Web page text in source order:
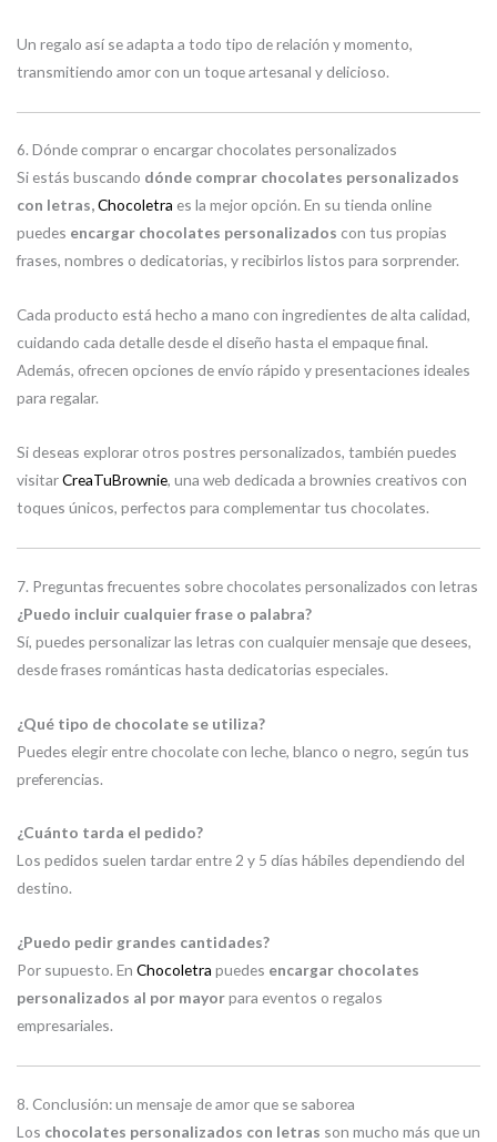
Un regalo así se adapta a todo tipo de relación y momento,
transmitiendo amor con un toque artesanal y delicioso.
6. Dónde comprar o encargar chocolates personalizados
Si estás buscando dónde comprar chocolates personalizados
con letras,Chocoletra es la mejor opción. En su tienda online
puedes encargar chocolates personalizados con tus propias
frases, nombres o dedicatorias, y recibirlos listos para sorprender.
Cada producto está hecho a mano con ingredientes de alta calidad,
cuidando cada detalle desde el diseño hasta el empaque final.
Además, ofrecen opciones de envío rápido y presentaciones ideales
para regalar.
Si deseas explorar otros postres personalizados, también puedes
visitarCreaTuBrownie, una web dedicada a brownies creativos con
toques únicos, perfectos para complementar tus chocolates.
7. Preguntas frecuentes sobre chocolates personalizados con letras
¿Puedo incluir cualquier frase o palabra?
Sí, puedes personalizar las letras con cualquier mensaje que desees,
desde frases románticas hasta dedicatorias especiales.
¿Qué tipo de chocolate se utiliza?
Puedes elegir entre chocolate con leche, blanco o negro, según tus
preferencias.
¿Cuánto tarda el pedido?
Los pedidos suelen tardar entre 2 y 5 días hábiles dependiendo del
destino.
¿Puedo pedir grandes cantidades?
Por supuesto. En Chocoletra puedes encargar chocolates
personalizados al por mayorpara eventos o regalos
empresariales.
8. Conclusión: un mensaje de amor que se saborea
Los chocolates personalizados con letras son mucho más que un